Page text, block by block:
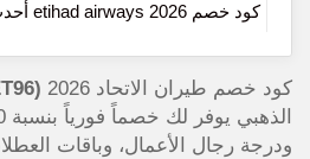
كود خصم etihad airways 2026 أحدث كوبون 10% صالح لكل المستخدمين
كود خصم طيران الاتحاد 2026 (ET96)
ودرجة رجال الأعمال، وباقات